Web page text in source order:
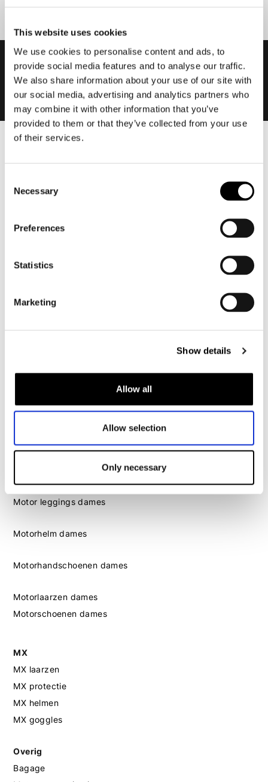
This website uses cookies
We use cookies to personalise content and ads, to
provide social media features and to analyse our traffic.
We also share information about your use of our site with
our social media, advertising and analytics partners who
may combine it with other information that you’ve
provided to them or that they’ve collected from your use
of their services.
Selection
Necessary
Preferences
Statistics
Marketing
Show details
Allow all
Allow selection
Only necessary
Motorjeans heren
Motorbroek dames
Motorjeans dames
Motor leggings dames
Motorhelm dames
Motorhandschoenen dames
Motorlaarzen dames
Motorschoenen dames
MX
MX laarzen
MX protectie
MX helmen
MX goggles
Overig
Bagage